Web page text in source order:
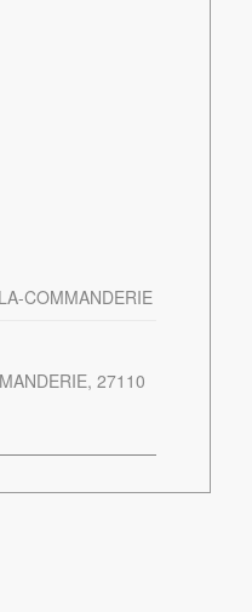
COMMANDERIE
, 27110